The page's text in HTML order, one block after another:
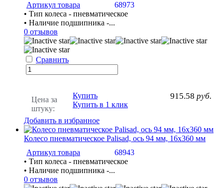
Артикул товара
68973
• Тип колеса - пневматическое
• Наличие подшипника -...
0 отзывов
Сравнить
Цена за
штуку:
915.58 руб.
Купить
Купить в 1 клик
Добавить в избранное
Колесо пневматическое Palisad, ось 94 мм, 16х360 мм
Артикул товара
68943
• Тип колеса - пневматическое
• Наличие подшипника -...
0 отзывов